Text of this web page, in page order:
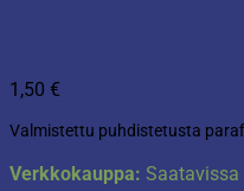
1,50 €
Valmistettu puhdistetusta
Verkkokauppa: Saatavissa